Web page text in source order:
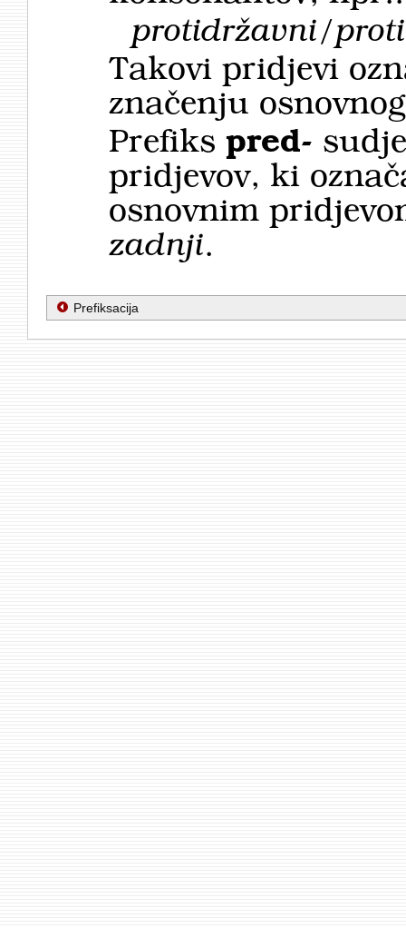
protidržavni/
Takovi pridjevi
značenju
Prefiks pred-
pridjevov, ki
osnovnim
zadnji.
Prefiksacija